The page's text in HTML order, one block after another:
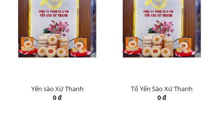
Yến sào Xứ Thanh
0 đ
Tổ Yến Sào Xứ Thanh
0 đ